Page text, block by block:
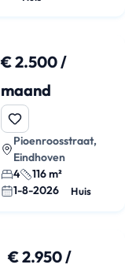
€ 2.500 /
maand
Pioenroosstraat,
Eindhoven
4
116 m²
1-8-2026
Huis
€ 2.950 /